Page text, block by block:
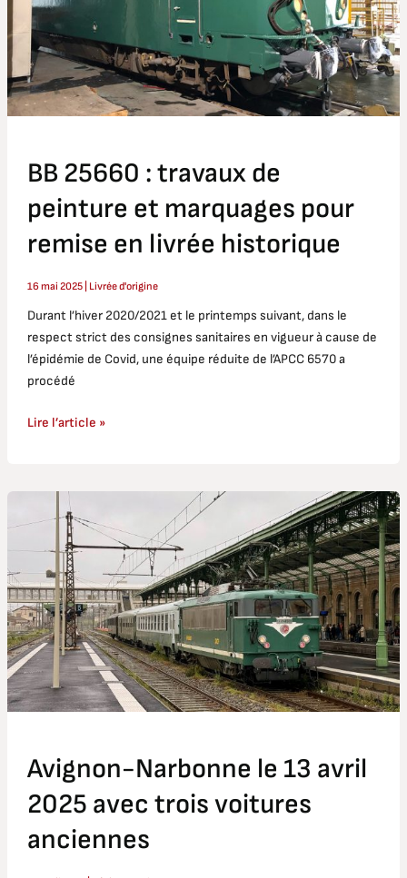
BB 25660 : travaux de
peinture et marquages pour
remise en livrée historique
16 mai 2025 Livrée d'origine
Durant l’hiver 2020/2021 et le printemps suivant, dans le
respect strict des consignes sanitaires en vigueur à cause de
l’épidémie de Covid, une équipe réduite de l’APCC 6570 a
procédé
marquages
pour
remise
en
livrée
historique
Lire l’article »
Avignon-Narbonne le 13 avril
2025 avec trois voitures
anciennes
Narbonne
avril
2025
avec
trois
voitures
anciennes